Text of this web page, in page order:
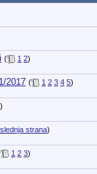
( 1 2)
2017 ( 1 2 3 4 5)
)
strana)
1 2 3)